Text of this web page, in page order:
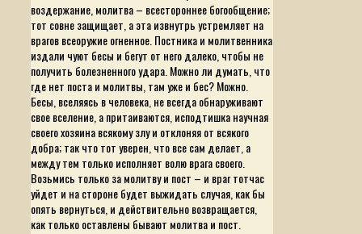
воздержание, молитва – всестороннее богообщение;
тот совне защищает, а эта извнутрь устремляет на
врагов всеоружие огненное. Постника и молитвенника
издали чуют бесы и бегут от него далеко, чтобы не
получить болезненного удара. Можно ли думать, что
где нет поста и молитвы, там уже и бес? Можно.
Бесы, вселяясь в человека, не всегда обнаруживают
свое вселение, а притаиваются, исподтишка научная
своего хозяина всякому злу и отклоняя от всякого
добра; так что тот уверен, что все сам делает, а
между тем только исполняет волю врага своего.
Возьмись только за молитву и пост – и враг тотчас
уйдет и на стороне будет выжидать случая, как бы
опять вернуться, и действительно возвращается,
как только оставлены бывают молитва и пост.